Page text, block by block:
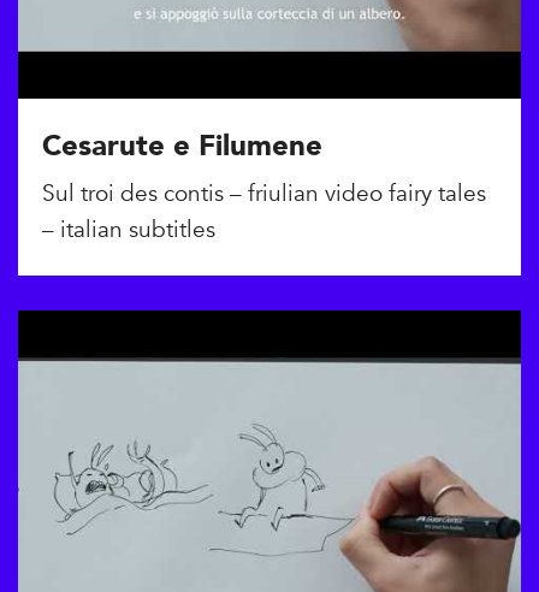
Cesarute e Filumene
Sul troi des contis – friulian video fairy tales
– italian subtitles